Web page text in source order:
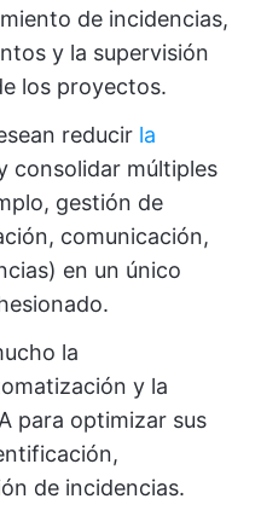
de incidencias,
y la supervisión
los proyectos.
reducir la
consolidar múltiples
gestión de
comunicación,
en un único
la
y la
para optimizar sus
de incidencias.